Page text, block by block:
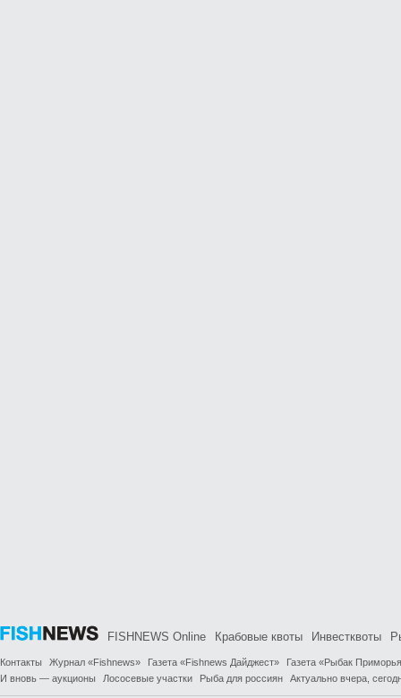
FISHNEWS Online Крабовые квоты Инвестквоты
Контакты Журнал «Fishnews» Газета «Fishnews Дайджест»
Газета «Рыбак
И вновь — аукционы
Лососевые участки Рыба для россиян Актуально вчера,